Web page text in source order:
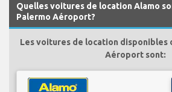
Quelles voitures de location Alamo
Palermo Aéroport?
Les voitures de location disponibles
Aéroport sont: